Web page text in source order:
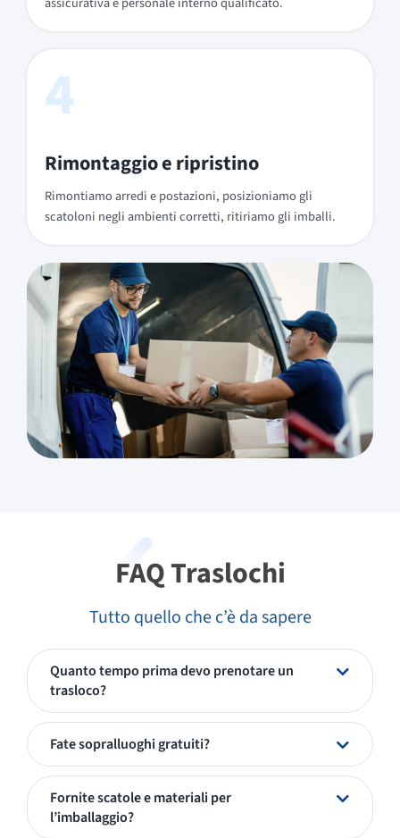
4
Rimontaggio e ripristino
Rimontiamo arredi e postazioni, posizioniamo gli
scatoloni negli ambienti corretti, ritiriamo gli imballi.
FAQ Traslochi
Tutto quello che c’è da sapere
Quanto tempo prima devo prenotare un
trasloco?
Fate sopralluoghi gratuiti?
Fornite scatole e materiali per
l’imballaggio?